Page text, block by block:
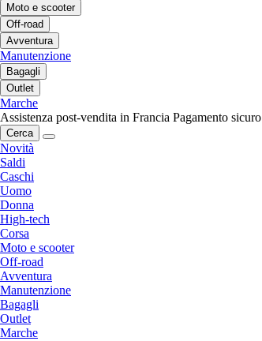
Moto e scooter
Off-road
Avventura
Manutenzione
Bagagli
Outlet
Marche
Assistenza post-vendita in Francia Pagamento sicuro
Cerca
Novità
Saldi
Caschi
Uomo
Donna
High-tech
Corsa
Moto e scooter
Off-road
Avventura
Manutenzione
Bagagli
Outlet
Marche